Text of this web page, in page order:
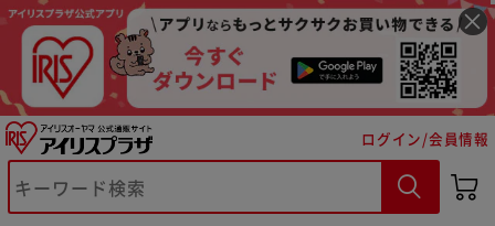
ログイン/会員情報
※ご確認ください